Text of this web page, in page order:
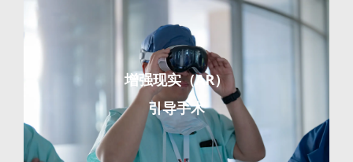
增强现实（AR）
引导手术